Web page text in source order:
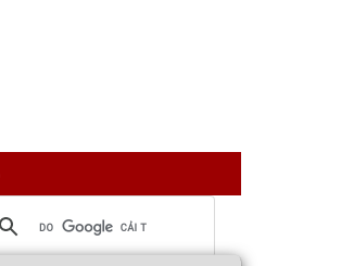
giấm táo pha mật ong mỗi sáng